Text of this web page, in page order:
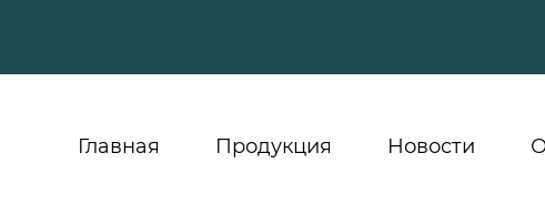
Главная Продукция Новости